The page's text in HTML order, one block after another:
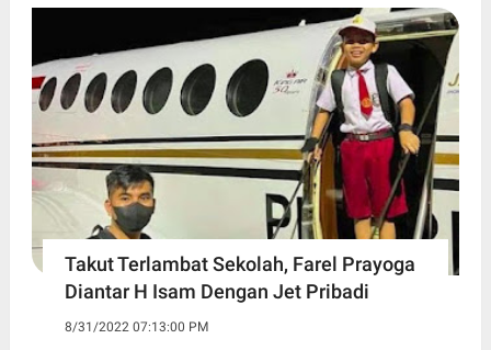
Takut Terlambat Sekolah, Farel Prayoga
Diantar H Isam Dengan Jet Pribadi
8/31/2022 07:13:00 PM